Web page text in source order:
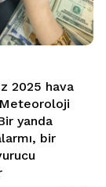
2025 hava
yanda
bir